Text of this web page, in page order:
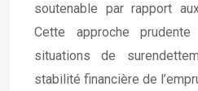
soutenable par rapport
Cette approche
situations de
stabilité financière de